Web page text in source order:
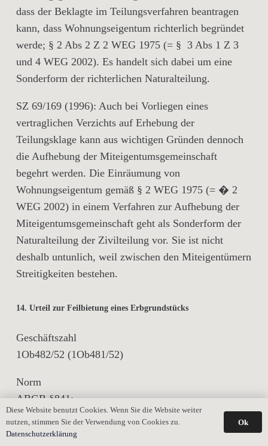
dass der Beklagte im Teilungsverfahren beantragen
kann, dass Wohnungseigentum richterlich begründet
werde; § 2 Abs 2 Z 2 WEG 1975 (= § 3 Abs 1 Z 3
und 4 WEG 2002). Es handelt sich dabei um eine
Sonderform der richterlichen Naturalteilung.
SZ 69/169 (1996): Auch bei Vorliegen eines
vertraglichen Verzichts auf Erhebung der
Teilungsklage kann aus wichtigen Gründen dennoch
die Aufhebung der Miteigentumsgemeinschaft
begehrt werden. Die Einräumung von
Wohnungseigentum gemäß § 2 WEG 1975 (= � 2
WEG 2002) in einem Verfahren zur Aufhebung der
Miteigentumsgemeinschaft geht als Sonderform der
Naturalteilung der Zivilteilung vor. Sie ist nicht
deshalb untunlich, weil zwischen den Miteigentümern
Streitigkeiten bestehen.
14. Urteil zur Feilbietung eines Erbgrundstücks
Geschäftszahl
1Ob482/52 (1Ob481/52)
Norm
ABGB §841;
ABGB §843;
Diese Website benutzt Cookies. Wenn Sie die Website weiter
nutzen, stimmen Sie der Verwendung von Cookies zu.
Datenschutzerklärung
Ok